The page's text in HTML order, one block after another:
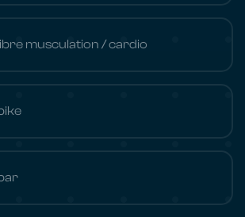
musculation / cardio